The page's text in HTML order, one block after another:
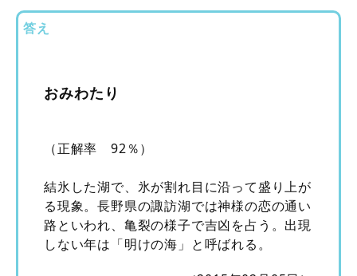
答え
おみわたり
（正解率 92％）
結氷した湖で、氷が割れ目に沿って盛り上が
る現象。長野県の諏訪湖では神様の恋の通い
路といわれ、亀裂の様子で吉凶を占う。出現
しない年は「明けの海」と呼ばれる。